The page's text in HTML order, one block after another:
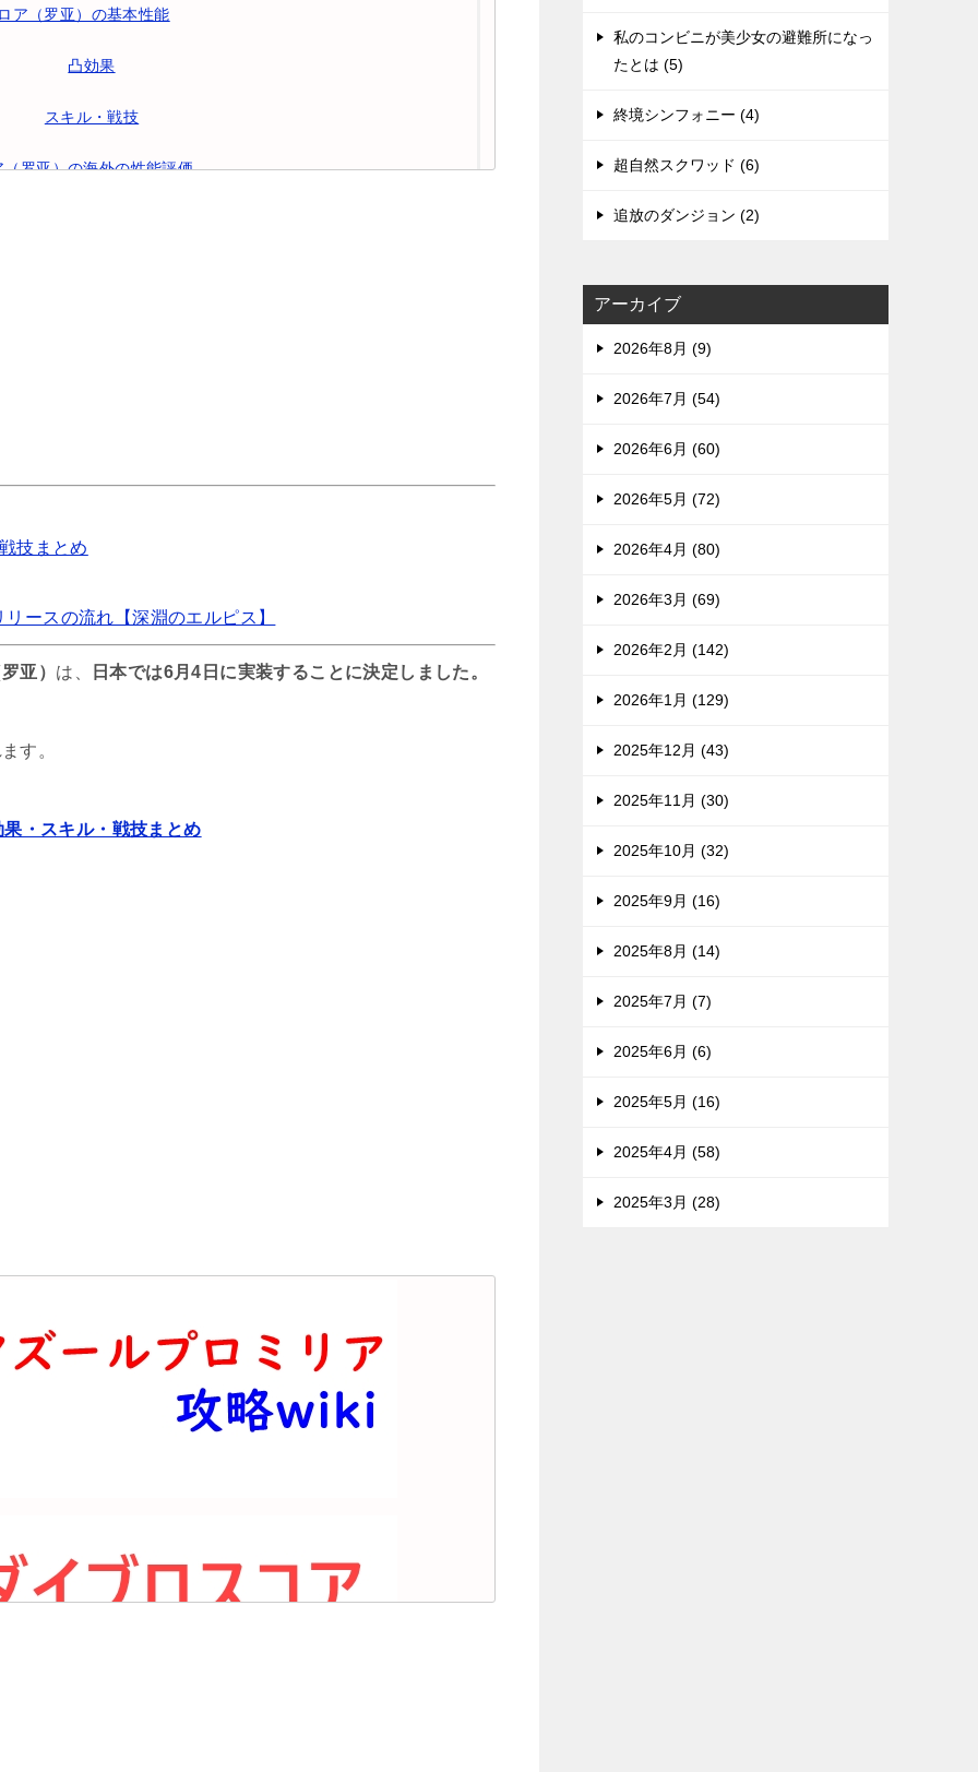
ア（罗亚）の基本性能
凸効果
スキル・戦技
（罗亚）の海外の性能評価
ーリイの海外評価 | 凸効果・スキル・戦技まとめ
（米亚姆）海外評価！凸効果・スキル・戦技まとめ
技まとめ️
ースの流れ【深淵のエルピス】
亚） は、 日本では6月4日に実装することに決定しました。
す。
・スキル・戦技まとめ
私のコンビニが美少女の避難所になっ
たとは (5)
終境シンフォニー (4)
超自然スクワッド (6)
追放のダンジョン (2)
アーカイブ
2026年8月 (9)
2026年7月 (54)
2026年6月 (60)
2026年5月 (72)
2026年4月 (80)
2026年3月 (69)
2026年2月 (142)
2026年1月 (129)
2025年12月 (43)
2025年11月 (30)
2025年10月 (32)
2025年9月 (16)
2025年8月 (14)
2025年7月 (7)
2025年6月 (6)
2025年5月 (16)
2025年4月 (58)
2025年3月 (28)